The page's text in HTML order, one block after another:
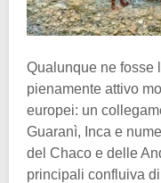
Qualunque ne fosse
pienamente attivo
europei: un
Guaranì, Inca e
del Chaco e delle
principali confluiva